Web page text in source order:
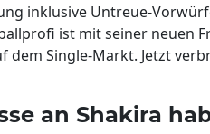
inklusive Untreue-
ist mit seiner neuen
dem Single-Markt. Jetzt
an Shakira